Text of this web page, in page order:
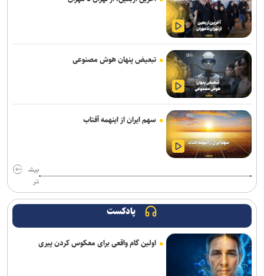
اعزام ۳۰۰ نیروی جهادی شهرداری تهران برای خدمت‌رسانی در اربعین
مسیر شمال به جنوب چالوس و آزادراه تهران ـ شمال مسدود شد
خستگی و خواب‌آلودگی؛ عامل اصلی تمام تصادفات زائران اربعین
زلزله کهنوج استان کرمان را لرزاند
ارائه بیش از ۱.۷ میلیون خدمت به زائران اربعین/ اجرای پزشکی خانواده تا
شهریور در ۶۴ شهر منتخب
تمدید خدمات‌رسانی قرارگاه زرباطیه تا ۱۶ مرداد
عدم کنترل ادرار پس از چهارسالگی را جدی بگیرید/ نگه داشتن ادرار در
کودکی، زمینه‌ساز بی‌اختیاری در بزرگسالی
اتوبوس‌های رایگان شرکت واحد برای بازگشت زائران اربعین
سامانه تخصصی قوانین تأمین اجتماعی راه‌اندازی شد
تبعیض پنهان هوش مصنوعی
سهم ایران از اینهمه آفتاب
بیش
تر
پادکست
اولین گام واقعی برای معکوس کردن پیری